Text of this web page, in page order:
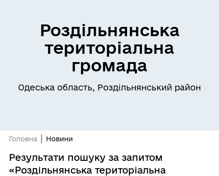
Роздільнянська
територіальна
громада
Одеська область, Роздільнянський район
Головна Новини
Результати пошуку за запитом
«Роздільнянська територіальна